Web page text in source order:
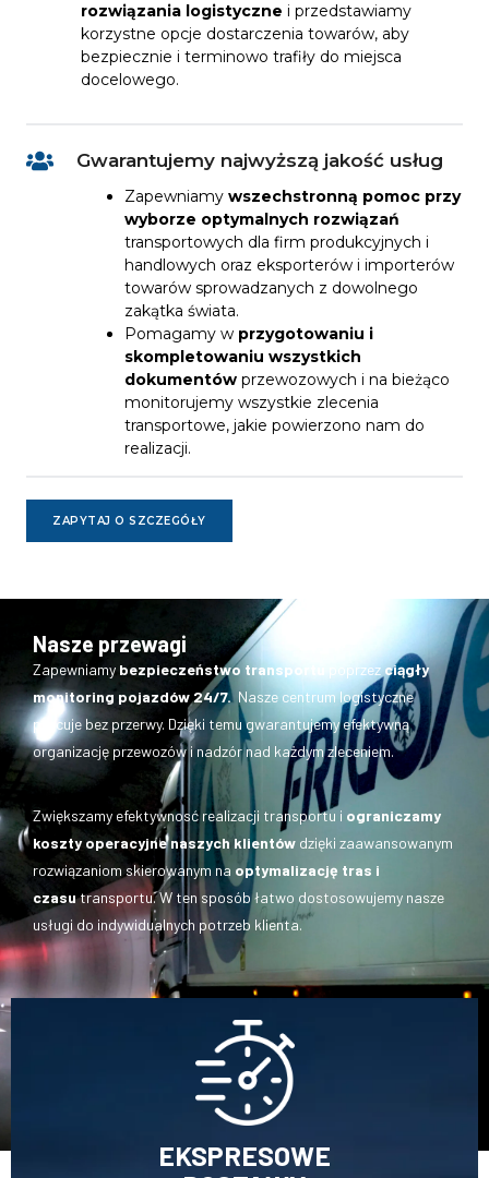
rozwiązania logistyczne i przedstawiamy
korzystne opcje dostarczenia towarów, aby
bezpiecznie i terminowo trafiły do miejsca
docelowego.
Gwarantujemy najwyższą jakość usług
Zapewniamy wszechstronną pomoc przy
wyborze optymalnych rozwiązań
transportowych dla firm produkcyjnych i
handlowych oraz eksporterów i importerów
towarów sprowadzanych z dowolnego
zakątka świata.
Pomagamy w przygotowaniu i
skompletowaniu wszystkich
dokumentów przewozowych i na bieżąco
monitorujemy wszystkie zlecenia
transportowe, jakie powierzono nam do
realizacji.
ZAPYTAJ O SZCZEGÓŁY
Nasze przewagi
Zapewniamy bezpieczeństwo transportu poprzez ciągły
monitoring pojazdów 24/7.Nasze centrum logistyczne
pracuje bez przerwy. Dzięki temu gwarantujemy efektywną
organizację przewozów i nadzór nad każdym zleceniem.
Zwiększamy efektywnosć realizacji transportu i ograniczamy
koszty operacyjne naszych klientów dzięki zaawansowanym
rozwiązaniom skierowanym na optymalizację tras i
czasutransportu. W ten sposób łatwo dostosowujemy nasze
usługi do indywidualnych potrzeb klienta.
EKSPRESOWE